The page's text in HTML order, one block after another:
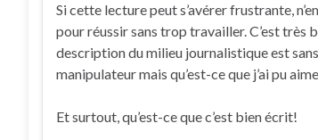
Si cette lecture peut s’avérer frustrante,
pour réussir sans trop travailler. C’est très
description du milieu journalistique est
manipulateur mais qu’est-ce que j’ai pu
Et surtout, qu’est-ce que c’est bien écrit!